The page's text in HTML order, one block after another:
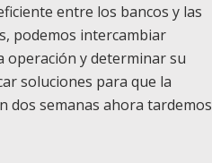
entre los bancos y las
podemos intercambiar
operación y determinar su
soluciones para que la
dos semanas ahora tardemos